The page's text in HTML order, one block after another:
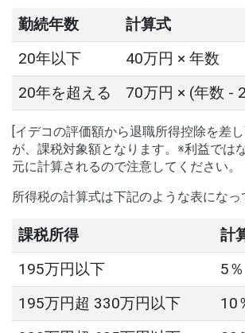
勤続年数
計算式
20年以下
40万円 × 年数
20年を超える
70万円 × (年数 -
[イデコの評価額から退職所得控除を差
が、課税対象額となります。※利益では
元に計算されるので注意してください。
所得税の計算式は下記のような表になっ
課税所得
計
195万円以下
5％
195万円超 330万円以下
10